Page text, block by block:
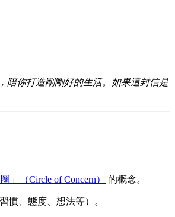
陪你打造剛剛好的生活。如果這封信是
」（Circle of Concern） 的概念。
慣、態度、想法等）。